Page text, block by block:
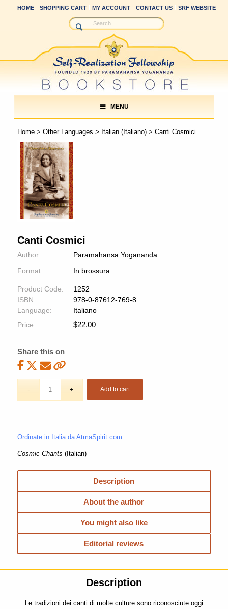
HOME SHOPPING CART MY ACCOUNT CONTACT US SRF WEBSITE
MENU
Home> Other Languages > Italian (Italiano)> Canti Cosmici
Canti Cosmici
Author:
Paramahansa Yogananda
Format:
In brossura
Product Code:
1252
ISBN:
978-0-87612-769-8
Language:
Italiano
Price:
$22.00
Share this on
Add to cart
Ordinate in Italia da AtmaSpirit.com
Cosmic Chants (Italian)
Description
About the author
You might also like
Editorial reviews
Description
Le tradizioni dei canti di molte culture sono riconosciute oggi